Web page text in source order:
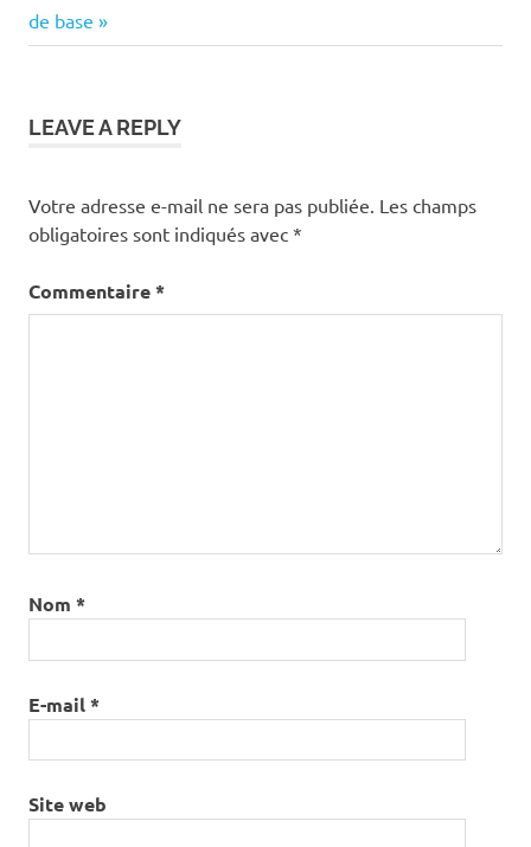
l’article
Post:
de base
LEAVE A REPLY
Votre adresse e-mail ne sera pas publiée. Les champs
obligatoires sont indiqués avec *
Commentaire*
Nom *
E-mail*
Site web